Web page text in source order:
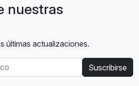
nuestras
últimas actualizaciones.
Suscribirse